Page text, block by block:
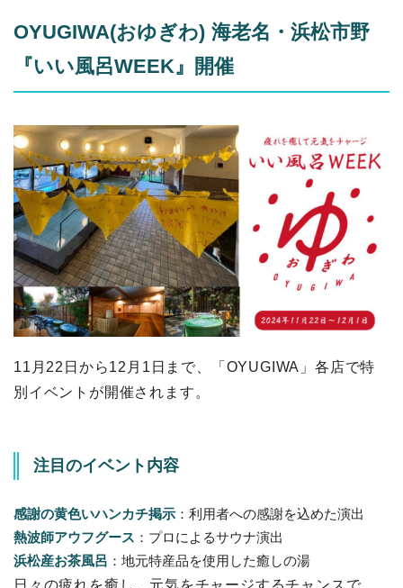
OYUGIWA(おゆぎわ) 海老名・浜松市野
『いい風呂WEEK』開催
11月22日から12月1日まで、「OYUGIWA」各店で特
別イベントが開催されます。
注目のイベント内容
感謝の黄色いハンカチ掲示 ：利用者への感謝を込めた演出
熱波師アウフグース ：プロによるサウナ演出
浜松産お茶風呂 ：地元特産品を使用した癒しの湯